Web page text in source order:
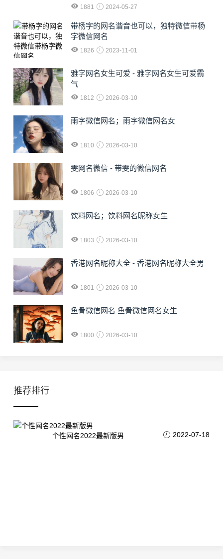
1881 2024-05-27
​带杨字的网名谐音也可以，独特微信带杨
字微信网名
1826 2023-11-01
雅字网名女生可爱 - 雅字网名女生可爱霸
气
1812 2026-03-10
雨字微信网名；雨字微信网名女
1810 2026-03-10
雯网名微信 - 带雯的微信网名
1806 2026-03-10
饮料网名；饮料网名昵称女生
1803 2026-03-10
香港网名昵称大全 - 香港网名昵称大全男
1801 2026-03-10
鱼骨微信网名 鱼骨微信网名女生
1800 2026-03-10
推荐排行
个性网名2022最新版男 2022-07-18